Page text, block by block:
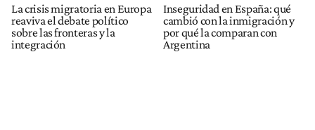
La crisis migratoria en Europa
reaviva el debate político
sobre las fronteras y la
integración
Inseguridad en España: qué
cambió con la inmigración y
por qué la comparan con
Argentina